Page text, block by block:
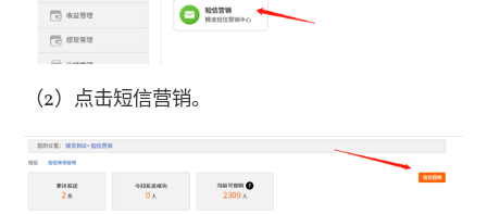
（2） 点击短信营销。